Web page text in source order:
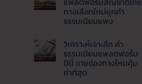
ด้วย
Live
AI
ตอบ
ส่ง
ข้อมูล
เข้า
LINE
อัตโนมัติ
7
โปรแกรม
ตอบ
แช
(รีวิว
จาก
ประสบการณ์
จริง)
จบ
ปัญหา
ทางเลือกใหม่ยุคค่า
ธรรมเนียมแพง
เห็น
บน
ทำความ
รู้จัก
Thaimart
แพลตฟอร์ม
วิเคราะห์เจาะลึก ค่า
ธรรมเนียมแพลตฟอร์ม
ปีนี้ ขายช่องทางไหนคุ้ม
ค่าที่สุด